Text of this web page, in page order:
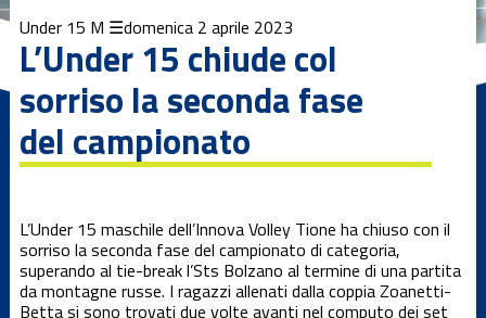
Under 15 M domenica 2 aprile 2023
L’Under 15 chiude col
sorriso la seconda fase
del campionato
L’Under 15 maschile dell’Innova Volley Tione ha chiuso con il
sorriso la seconda fase del campionato di categoria,
superando al tie-break l’Sts Bolzano al termine di una partita
da montagne russe. I ragazzi allenati dalla coppia Zoanetti-
Betta si sono trovati due volte avanti nel computo dei set
1ª Divisione
Maschile
3ª Divisione
femminile
Beach Volley
Brenta
Kamp